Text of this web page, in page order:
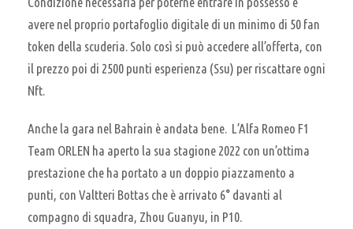
avere nel proprio portafoglio digitale di un minimo di 50 fan
token della scuderia. Solo così si può accedere all’offerta, con
il prezzo poi di 2500 punti esperienza (Ssu) per riscattare ogni
Nft.
Anche la gara nel Bahrain è andata bene. L’Alfa Romeo F1
Team ORLEN ha aperto la sua stagione 2022 con un’ottima
prestazione che ha portato a un doppio piazzamento a
punti, con Valtteri Bottas che è arrivato 6° davanti al
compagno di squadra, Zhou Guanyu, in P10.